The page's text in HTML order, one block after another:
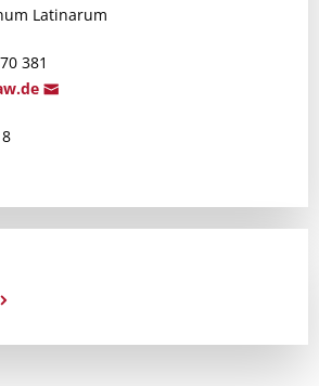
Latinarum
381